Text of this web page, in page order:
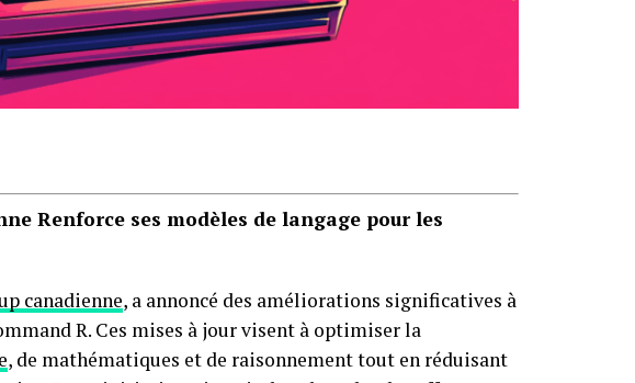
Renforce ses modèles de langage pour les
canadienne, a annoncé des améliorations significatives à
R. Ces mises à jour visent à optimiser la
, de mathématiques et de raisonnement tout en réduisant